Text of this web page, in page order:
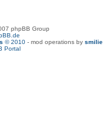
phpBB Group
© 2010 - mod operations by smilie
Portal